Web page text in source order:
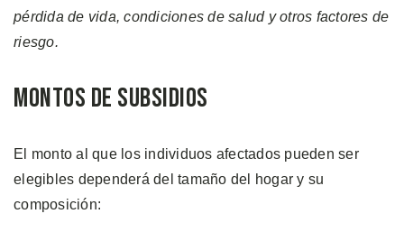
pérdida de vida, condiciones de salud y otros factores de
riesgo.
Montos de Subsidios
El monto al que los individuos afectados pueden ser
elegibles dependerá del tamaño del hogar y su
composición: